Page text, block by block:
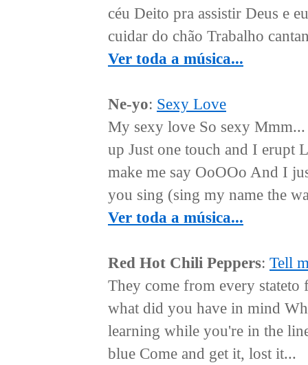
céu Deito pra assistir Deus e
cuidar do chão Trabalho
Ver toda a música...
Ne-yo: Sexy Love
My sexy love So sexy
up Just one touch and I erupt
make me say OoOOo And I
you sing (sing my name the
Ver toda a música...
Red Hot Chili Peppers: Tell
They come from every stateto
what did you have in mind
learning while you're in the
blue Come and get it, lost it...